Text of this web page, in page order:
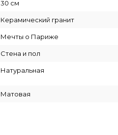
30 см
Керамический гранит
Мечты о Париже
Стена и пол
Натуральная
Матовая